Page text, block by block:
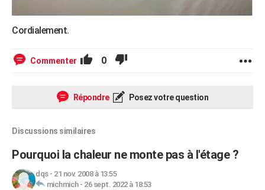
Cordialement.
Commenter 0
Répondre Posez votre question
Discussions similaires
Pourquoi la chaleur ne monte pas à l'étage ?
dqs- 21 nov. 2008 à 13:55
michmich- 26 sept. 2022 à 18:53